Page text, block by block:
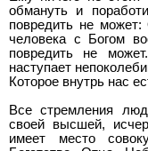
обмануть и
повредить не
человека с Богом
повредить не
наступает
Которое внутрь нас
Все стремления
своей высшей,
имеет место